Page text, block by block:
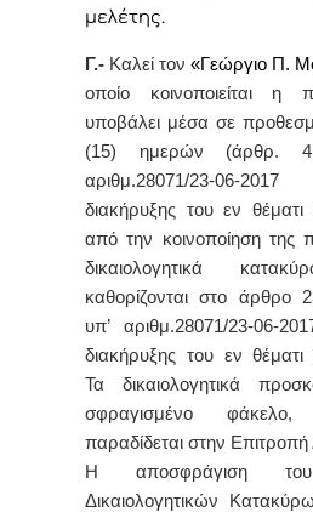
μελέτης.
Γ.- Καλεί τον «Γεώργιο Π.
οποίο κοινοποιείται η
υποβάλει μέσα σε
(15) ημερών (άρθρ.
αριθμ.28071/23-06-2017
διακήρυξης του εν θέματι
από την κοινοποίηση της
δικαιολογητικά
καθορίζονται στο άρθρο
υπ’ αριθμ.28071/23-06-
διακήρυξης του εν θέματι
Τα δικαιολογητικά
σφραγισμένο
παραδίδεται στην
Η αποσφράγιση
Δικαιολογητικών